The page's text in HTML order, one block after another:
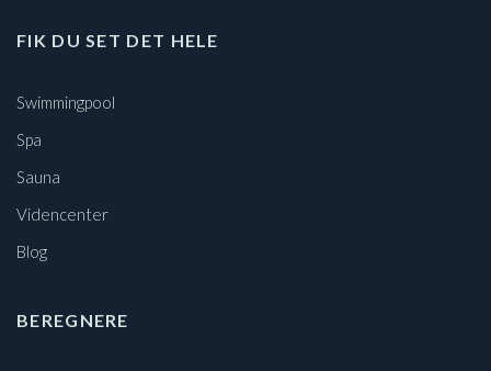
FIK DU SET DET HELE
Swimmingpool
Spa
Sauna
Videncenter
Blog
BEREGNERE